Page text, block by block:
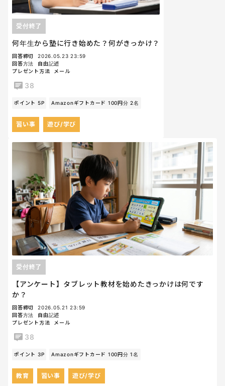
何年生から塾に行き始めた？何がきっかけ？
受付終了
回答締切
2026.05.23 23:59
回答方法
自由記述
プレゼント方法
メール
38
ポイント 5P Amazonギフトカード 100円分 2名
習い事 遊び/学び
【アンケート】タブレット教材を始めたきっかけは何です
か？
受付終了
回答締切
2026.05.21 23:59
回答方法
自由記述
プレゼント方法
メール
38
ポイント 3P Amazonギフトカード 100円分 1名
教育 習い事 遊び/学び